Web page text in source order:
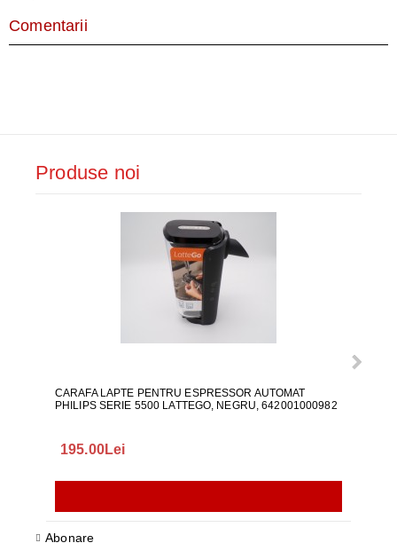
Comentarii
Produse noi
CARAFA LAPTE PENTRU ESPRESSOR AUTOMAT
PHILIPS SERIE 5500 LATTEGO, NEGRU, 642001000982
195.00Lei
Abonare